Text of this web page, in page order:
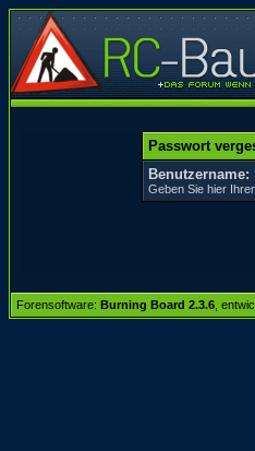
Passwort
Benutzername:
Geben Sie hier
Forensoftware: Burning Board 2.3.6 ,